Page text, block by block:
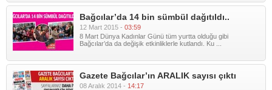
Bağcılar’da 14 bin sümbül dağıtıldı..
12 Mart 2015 - 03:59
8 Mart Dünya Kadınlar Günü tüm yurtta olduğu gibi
Bağcılar’da da değişik etkinliklerle kutlandı. Ku ...
Gazete Bağcılar’ın ARALIK sayısı çıktı
08 Aralık 2014 - 14:17